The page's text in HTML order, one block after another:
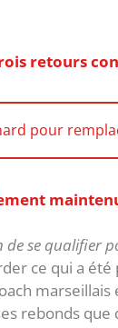
retours
pour
se qualifier
ce qui a
marseillais
rebonds que